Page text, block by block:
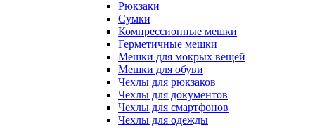
Рюкзаки
Сумки
Компрессионные мешки
Герметичные мешки
Мешки для мокрых вещей
Мешки для обуви
Чехлы для рюкзаков
Чехлы для документов
Чехлы для смартфонов
Чехлы для одежды